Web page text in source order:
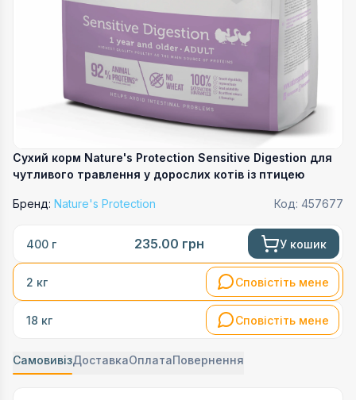
Сухий корм Nature's Protection Sensitive Digestion для
чутливого травлення у дорослих котів із птицею
Бренд: Nature's Protection Код: 457677
400 г 235.00 грн У кошик
2 кг Сповістіть мене
18 кг Сповістіть мене
СамовивізДоставкаОплатаПовернення